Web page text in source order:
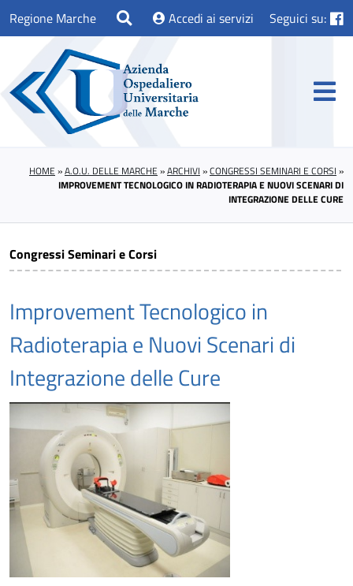
Regione Marche Accedi ai servizi Seguici su:
HOME »A.O.U. DELLE MARCHE »ARCHIVI »CONGRESSI SEMINARI E CORSI »
IMPROVEMENT TECNOLOGICO IN RADIOTERAPIA E NUOVI SCENARI DI
INTEGRAZIONE DELLE CURE
Congressi Seminari e Corsi
Improvement Tecnologico in
Radioterapia e Nuovi Scenari di
Integrazione delle Cure